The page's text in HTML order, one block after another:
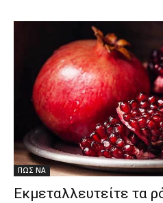
ΠΩΣ ΝΑ
Εκμεταλλευτείτε τα